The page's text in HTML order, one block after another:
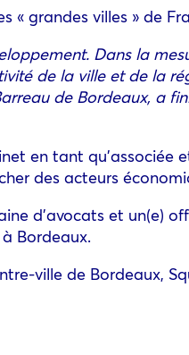
« grandes villes » de
Dans la
de la ville et de la
de Bordeaux, a
en tant
des acteurs
d’avocats et un(e)
Bordeaux.
ville de Bordeaux,